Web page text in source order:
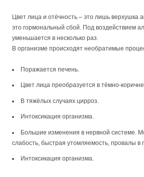
Цвет лица и отёчность – это лишь верхушка
это гормональный сбой. Под воздействием
уменьшается в несколько раз.
В организме происходят необратимые
Поражается печень.
Цвет лица преобразуется в тёмно-
В тяжёлых случаях цирроз.
Интоксикация организма.
Большие изменения в нервной системе.
слабость, быстрая утомляемость, провалы в
Интоксикация организма.